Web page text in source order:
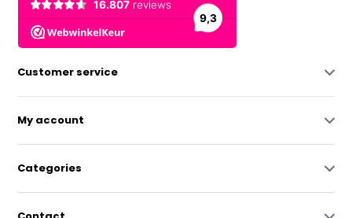
Customer service
My account
Categories